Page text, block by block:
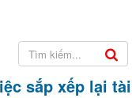
sắp xếp lại tài